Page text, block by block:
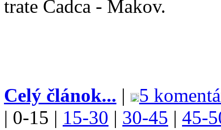
trate Čadca - Makov.
Celý článok... |
5
| 0-15 | 15-30 | 30-45 | 45-